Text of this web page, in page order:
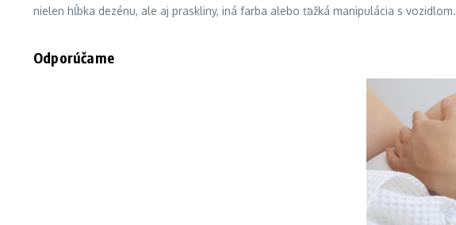
nielen hĺbka dezénu, ale aj praskliny, iná farba alebo ťažká manipulácia s vozidlom.
Odporúčame